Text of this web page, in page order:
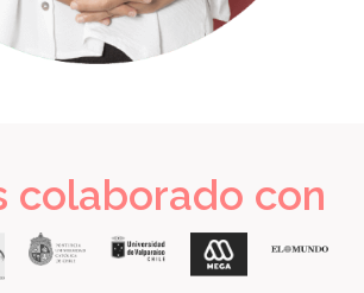
colaborado con